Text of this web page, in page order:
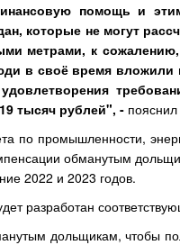
помощь и
которые не могут
метрами, к
в своё время
удовлетворения
тысяч рублей", -
по промышленности,
обманутым
2022 и 2023 годов.
разработан
дольщикам, чтобы